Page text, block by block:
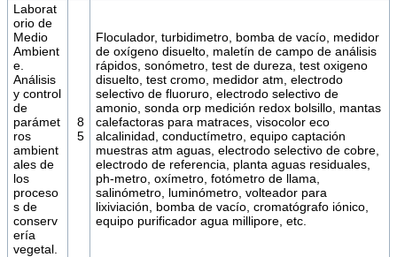
Laborat
orio de
Medio
Ambient
e.
Análisis
y control
de
parámet
ros
ambient
ales de
los
proceso
s de
conserv
ería
vegetal.
8
5
Floculador, turbidimetro, bomba de vacío, medidor
de oxígeno disuelto, maletín de campo de análisis
rápidos, sonómetro, test de dureza, test oxigeno
disuelto, test cromo, medidor atm, electrodo
selectivo de fluoruro, electrodo selectivo de
amonio, sonda orp medición redox bolsillo, mantas
calefactoras para matraces, visocolor eco
alcalinidad, conductímetro, equipo captación
muestras atm aguas, electrodo selectivo de cobre,
electrodo de referencia, planta aguas residuales,
ph-metro, oxímetro, fotómetro de llama,
salinómetro, luminómetro, volteador para
lixiviación, bomba de vacío, cromatógrafo iónico,
equipo purificador agua millipore, etc.